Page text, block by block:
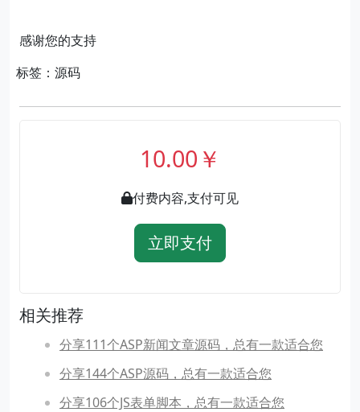
感谢您的支持
标签：源码
10.00￥
付费内容,支付可见
立即支付
相关推荐
分享111个ASP新闻文章源码，总有一款适合您
分享144个ASP源码，总有一款适合您
分享106个JS表单脚本，总有一款适合您